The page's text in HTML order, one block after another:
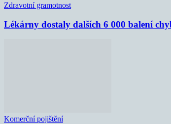
Zdravotní gramotnost
Lékárny dostaly dalších 6 000 balení
Komerční pojištění